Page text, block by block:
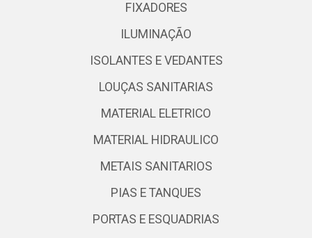
FIXADORES
ILUMINAÇÃO
ISOLANTES E VEDANTES
LOUÇAS SANITARIAS
MATERIAL ELETRICO
MATERIAL HIDRAULICO
METAIS SANITARIOS
PIAS E TANQUES
PORTAS E ESQUADRIAS